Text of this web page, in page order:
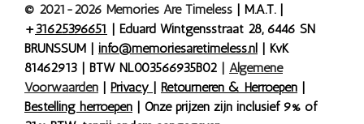
© 2021-2026 Memories Are Timeless | M.A.T. |
+31625396651 | Eduard Wintgensstraat 28, 6446 SN
BRUNSSUM | info@memoriesaretimeless.nl | KvK
81462913 | BTW NL003566935B02 | Algemene
Voorwaarden | Privacy | Retourneren & Herroepen |
Bestelling herroepen | Onze prijzen zijn inclusief 9% of